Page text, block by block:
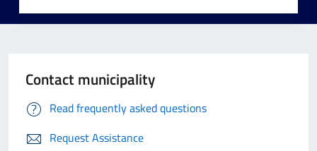
Contact municipality
Read frequently asked questions
Request Assistance